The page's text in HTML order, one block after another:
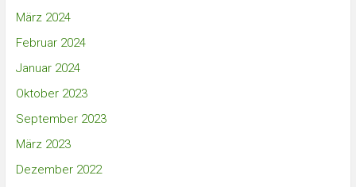
März 2024
Februar 2024
Januar 2024
Oktober 2023
September 2023
März 2023
Dezember 2022